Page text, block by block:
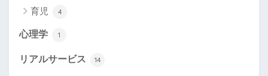
育児 4
心理学 1
リアルサービス 14